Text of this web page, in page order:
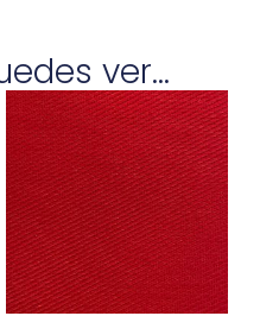
ver...